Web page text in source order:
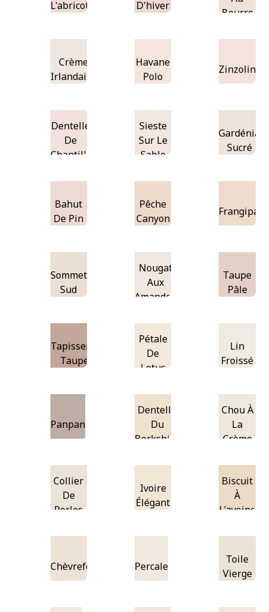
L'abricot D'hiver
Beurre
Crème
Irlandaise
Havane
Polo
Zinzolin
Dentelle
De
Chantilly
Sieste
Sur Le
Sable
Gardénia
Sucré
Bahut
De Pin
Pêche
Canyon
Sommet
Sud
Nougat
Aux
Amandes
Taupe
Pâle
Tapisserie
Taupe
Pétale
De
Lotus
Lin
Froissé
Panpan
Dentelle
Du
Berkshire
Chou À
La
Crème
Collier
De
Perles
Ivoire
Élégant
Biscuit
À
L'avoine
Chèvrefeuille Percale
Toile
Vierge